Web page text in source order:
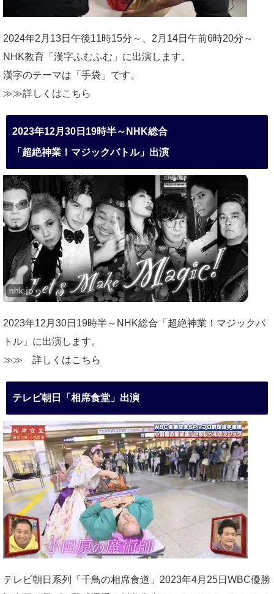
2024年2月13日午後11時15分～、2月14日午前6時20分～
NHK教育「漢字ふむふむ」に出演します。
漢字のテーマは「手袋」です。
≫≫詳しくはこちら
2023年12月30日19時半～NHK総合
「超絶神業！マジックバトル」出演
2023年12月30日19時半～NHK総合「超絶神業！マジックバ
トル」に出演します。
≫≫ 詳しくはこちら
テレビ朝日「相席食堂」出演
テレビ朝日系列「千鳥の相席食道」2023年4月25日WBC優勝